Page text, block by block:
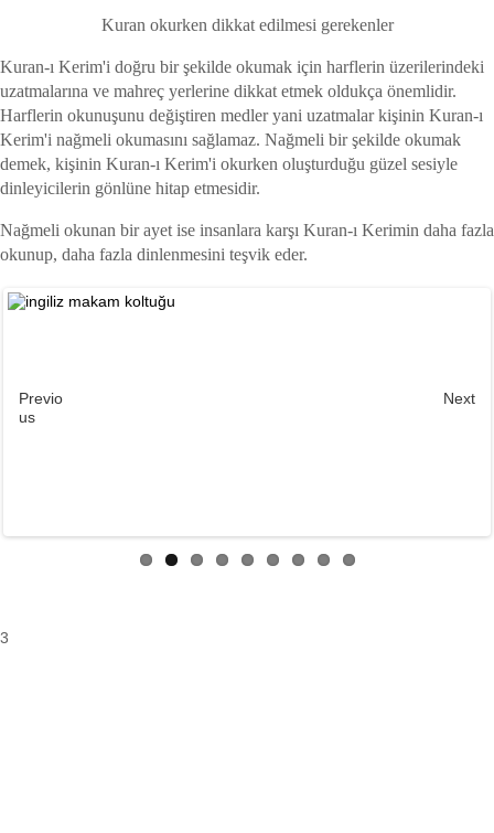
Kuran okurken dikkat edilmesi gerekenler
Kuran-ı Kerim'i doğru bir şekilde okumak için harflerin üzerilerindeki
uzatmalarına ve mahreç yerlerine dikkat etmek oldukça önemlidir.
Harflerin okunuşunu değiştiren medler yani uzatmalar kişinin Kuran-ı
Kerim'i nağmeli okumasını sağlamaz. Nağmeli bir şekilde okumak
demek, kişinin Kuran-ı Kerim'i okurken oluşturduğu güzel sesiyle
dinleyicilerin gönlüne hitap etmesidir.
Nağmeli okunan bir ayet ise insanlara karşı Kuran-ı Kerimin daha fazla
okunup, daha fazla dinlenmesini teşvik eder.
Previo
us
Next
3